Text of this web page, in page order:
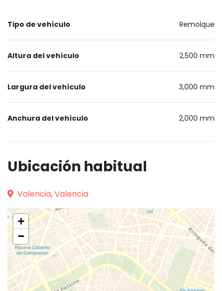
Tipo de vehículo Remolque
Altura del vehículo 2,500 mm
Largura del vehículo 3,000 mm
Anchura del vehículo 2,000 mm
Ubicación habitual
Valencia, Valencia
+
−